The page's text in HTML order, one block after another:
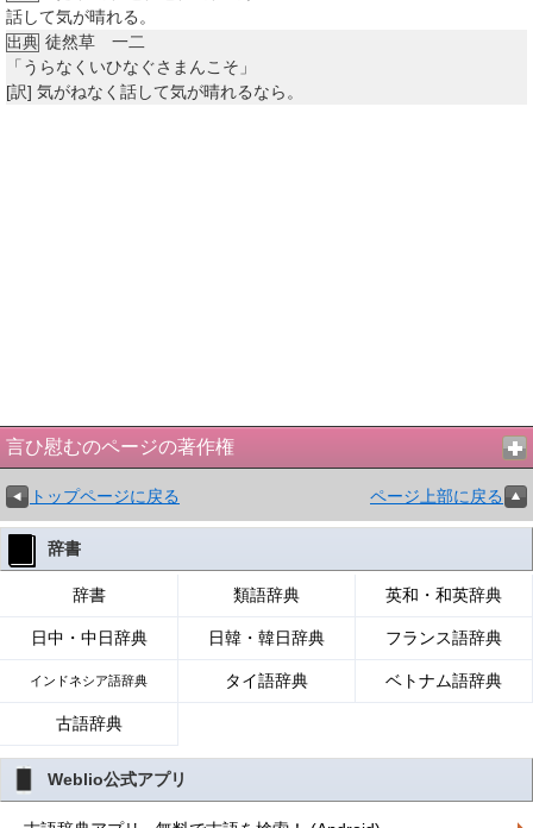
話して気が晴れる。
出典 徒然草 一二
「うらなくいひなぐさまんこそ」
[訳] 気がねなく話して気が晴れるなら。
言ひ慰むのページの著作権
トップページに戻る ページ上部に戻る
辞書
辞書 類語辞典 英和・和英辞典
日中・中日辞典 日韓・韓日辞典 フランス語辞典
インドネシア語辞典 タイ語辞典 ベトナム語辞典
古語辞典
Weblio公式アプリ